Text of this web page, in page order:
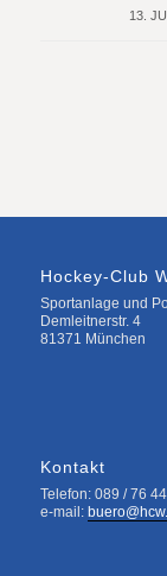
13./
Hockey-Club
Sportanlage und
Demleitnerstr. 4
81371 München
Kontakt
Telefon: 089 / 76
e-mail: